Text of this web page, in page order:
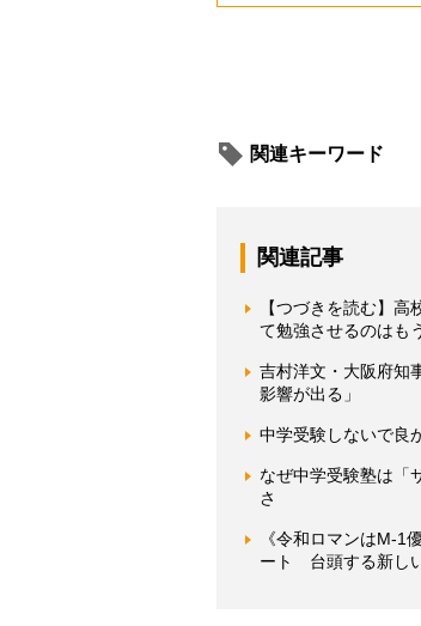
関連キーワード
関連記事
【つづきを読む】
て勉強させるのはも
吉村洋文・大阪府知
影響が出る」
中学受験しないで良
なぜ中学受験塾は「
さ
《令和ロマンはM-1
ート 台頭する新し